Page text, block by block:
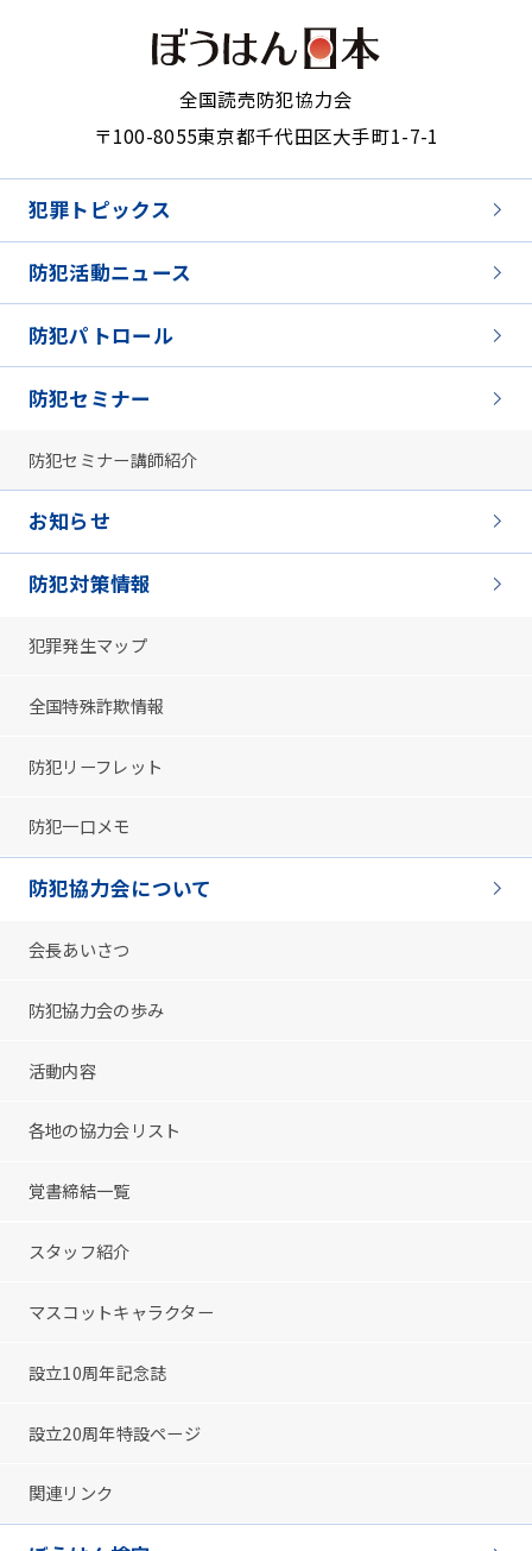
全国読売防犯協力会
〒100-8055東京都千代田区大手町1-7-1
犯罪トピックス
防犯活動ニュース
防犯パトロール
防犯セミナー
防犯セミナー講師紹介
お知らせ
防犯対策情報
犯罪発生マップ
全国特殊詐欺情報
防犯リーフレット
防犯一口メモ
防犯協力会について
会長あいさつ
防犯協力会の歩み
活動内容
各地の協力会リスト
覚書締結一覧
スタッフ紹介
マスコットキャラクター
設立10周年記念誌
設立20周年特設ページ
関連リンク